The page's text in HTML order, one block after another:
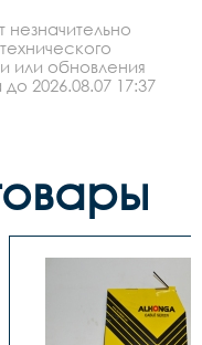
или обновления
2026.08.07 17:37